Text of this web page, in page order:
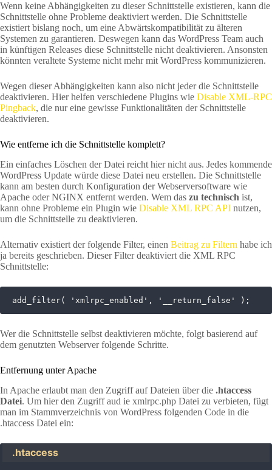
Wenn keine Abhängigkeiten zu dieser Schnittstelle existieren, kann die
Schnittstelle ohne Probleme deaktiviert werden. Die Schnittstelle
existiert bislang noch, um eine Abwärtskompatibilität zu älteren
Systemen zu garantieren. Deswegen kann das WordPress Team auch
in künftigen Releases diese Schnittstelle nicht deaktivieren. Ansonsten
könnten veraltete Systeme nicht mehr mit WordPress kommunizieren.
Wegen dieser Abhängigkeiten kann also nicht jeder die Schnittstelle
deaktivieren. Hier helfen verschiedene Plugins wie Disable XML-RPC
Pingback, die nur eine gewisse Funktionalitäten der Schnittstelle
deaktivieren.
Wie entferne ich die Schnittstelle komplett?
Ein einfaches Löschen der Datei reicht hier nicht aus. Jedes kommende
WordPress Update würde diese Datei neu erstellen. Die Schnittstelle
kann am besten durch Konfiguration der Webserversoftware wie
Apache oder NGINX entfernt werden. Wem das zu technisch ist,
kann ohne Probleme ein Plugin wie Disable XML RPC API nutzen,
um die Schnittstelle zu deaktivieren.
Alternativ existiert der folgende Filter, einen Beitrag zu Filtern habe ich
ja bereits geschrieben. Dieser Filter deaktiviert die XML RPC
Schnittstelle:
add_filter( 'xmlrpc_enabled', '__return_false' );
Wer die Schnittstelle selbst deaktivieren möchte, folgt basierend auf
dem genutzten Webserver folgende Schritte.
Entfernung unter Apache
In Apache erlaubt man den Zugriff auf Dateien über die .htaccess
Datei. Um hier den Zugriff aud ie xmlrpc.php Datei zu verbieten, fügt
man im Stammverzeichnis von WordPress folgenden Code in die
.htaccess Datei ein:
.htaccess